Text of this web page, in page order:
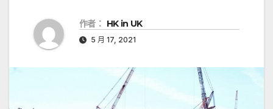
作者： HK in UK
5 月 17, 2021